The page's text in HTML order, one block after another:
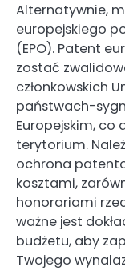
Alternatywnie,
europejskiego
(EPO). Patent
zostać
członkowskich
państwach-
Europejskim, co
terytorium.
ochrona
kosztami,
honorariami
ważne jest
budżetu, aby
Twojego